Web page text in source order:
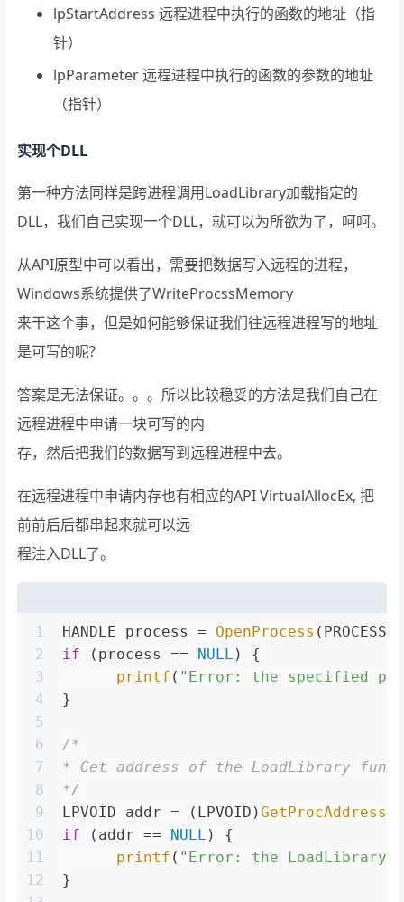
lpStartAddress 远程进程中执行的函数的地址（指
针）
lpParameter 远程进程中执行的函数的参数的地址
（指针）
实现个DLL
第一种方法同样是跨进程调用LoadLibrary加载指定的
DLL，我们自己实现一个DLL，就可以为所欲为了，呵呵。
从API原型中可以看出，需要把数据写入远程的进程，
Windows系统提供了WriteProcssMemory
来干这个事，但是如何能够保证我们往远程进程写的地址
是可写的呢?
答案是无法保证。。。所以比较稳妥的方法是我们自己在
远程进程中申请一块可写的内
存，然后把我们的数据写到远程进程中去。
在远程进程中申请内存也有相应的API VirtualAllocEx, 把
前前后后都串起来就可以远
程注入DLL了。
1
2
3
4
5
6
7
8
9
10
11
12
HANDLE process = OpenProcess
if (process == NULL ) {
printf ( "Error: the specified
}
/*
* Get address of the LoadLibrary
*/
LPVOID addr = (LPVOID)GetProcAddress
if (addr == NULL ) {
printf ( "Error: the
}